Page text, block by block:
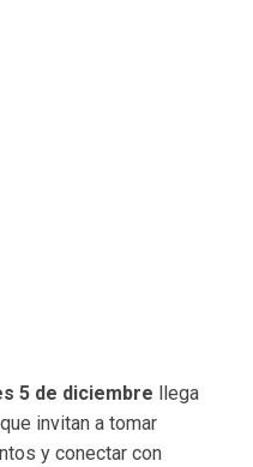
5 de diciembre llega
invitan a tomar
y conectar con